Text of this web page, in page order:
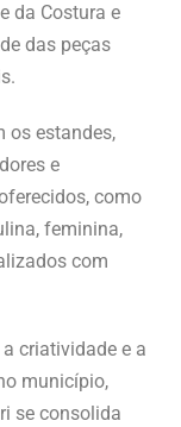
da Costura e
das peças
os estandes,
e
como
feminina,
com
criatividade e a
município,
se consolida